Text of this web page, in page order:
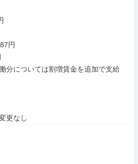
円
分については割増賃金を追加で支給
更なし